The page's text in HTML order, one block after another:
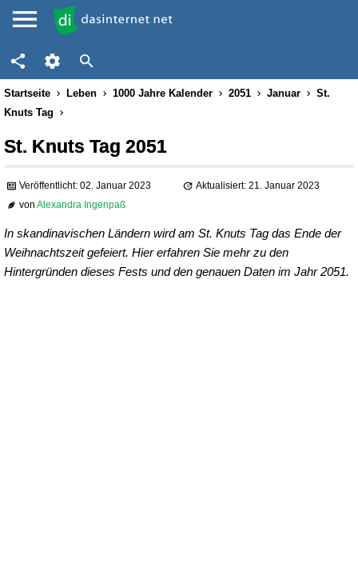
Startseite Leben 1000 Jahre Kalender 2051 Januar
St.
Knuts Tag
St. Knuts Tag 2051
Veröffentlicht: 02. Januar 2023
Aktualisiert: 21. Januar 2023
vonAlexandra Ingenpaß
In skandinavischen Ländern wird am St. Knuts Tag das Ende der
Weihnachtszeit gefeiert. Hier erfahren Sie mehr zu den
Hintergründen dieses Fests und den genauen Daten im Jahr 2051.